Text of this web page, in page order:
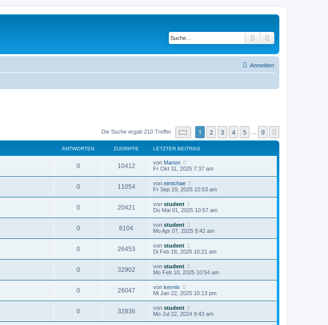
Suche
Anmelden
Die Suche ergab 210 Treffer Seite von9
1 2 3 4 5 9
ANTWORTEN ZUGRIFFE LETZTER BEITRAG
0 10412 von Marion
Fr Okt 31, 2025 7:37 am
0 11054 von eimichae
Fr Sep 19, 2025 10:53 am
0 20421 von student
Do Mai 01, 2025 10:57 am
0 6104 von student
Mo Apr 07, 2025 9:42 am
0 26453 von student
Di Feb 18, 2025 10:21 am
0 32902 von student
Mo Feb 10, 2025 10:54 am
0 26047 von kevnix
Mi Jan 22, 2025 10:13 pm
0 32836 von student
Mo Jul 22, 2024 9:43 am